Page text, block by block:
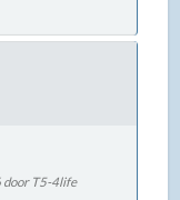
T5-4life